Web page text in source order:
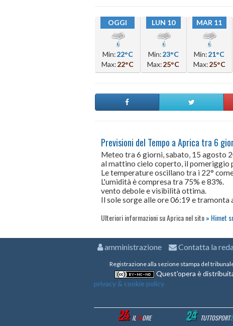
OGGI
Min:22°C
Max:22°C
LUN 10
Min:23°C
Max:25°C
MAR 11
Min:21°C
Max:25°C
Previsioni del Tempo a Aprica tra 6
Meteo tra 6 giorni, sabato, 15 agosto
al mattino cielo coperto, il pomeriggio
Le temperature oscillano tra i 22°
L'umidità è compresa tra 75% e 83%.
vento debole e visibilità ottima.
Il sole sorge alle ore 06:19 e tramonta
Ulteriori informazioni su Aprica nel sito Himet
amministrazione Contatta la
Registrazione alla sezione stampa del
Quest'opera è
privacy & cookie policy
IL24ORE TUTTOSPORT